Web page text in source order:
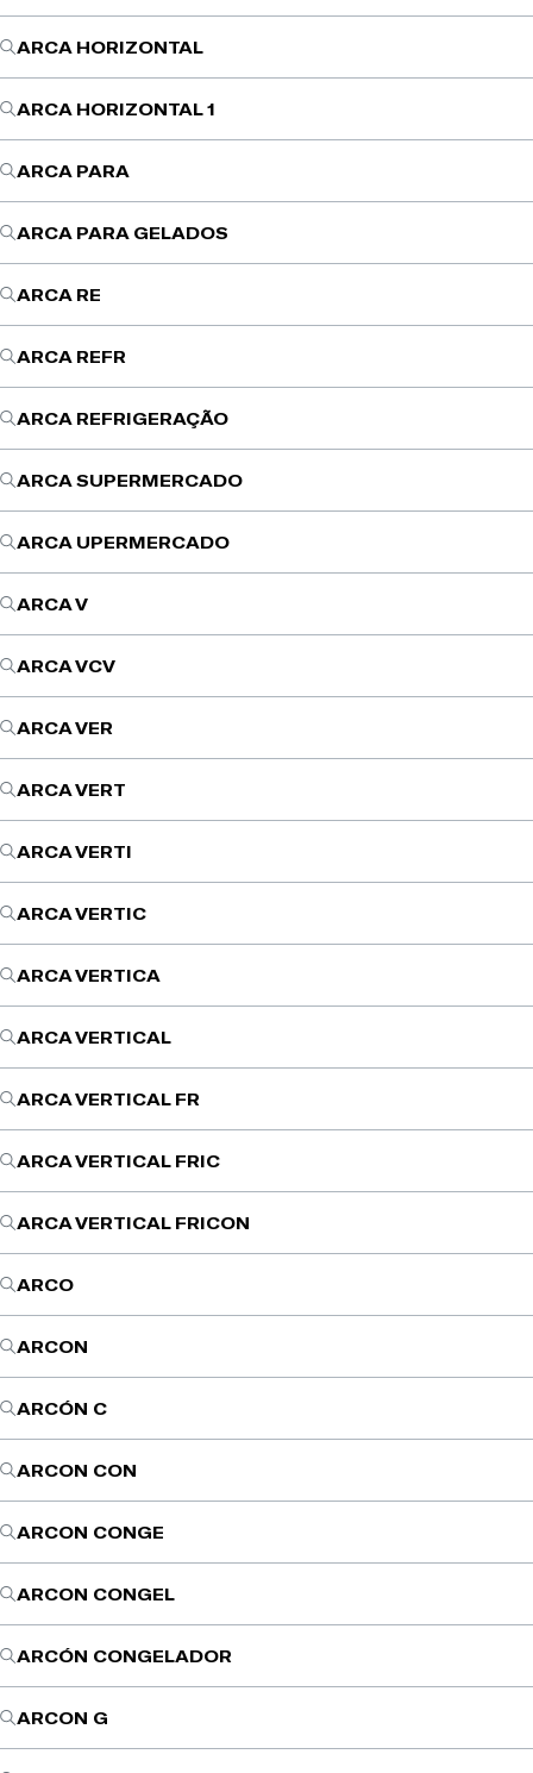
ARCA HORIZONTAL
ARCA HORIZONTAL 1
ARCA PARA
ARCA PARA GELADOS
ARCA RE
ARCA REFR
ARCA REFRIGERAÇÃO
ARCA SUPERMERCADO
ARCA UPERMERCADO
ARCA V
ARCA VCV
ARCA VER
ARCA VERT
ARCA VERTI
ARCA VERTIC
ARCA VERTICA
ARCA VERTICAL
ARCA VERTICAL FR
ARCA VERTICAL FRIC
ARCA VERTICAL FRICON
ARCO
ARCON
ARCÓN C
ARCON CON
ARCON CONGE
ARCON CONGEL
ARCÓN CONGELADOR
ARCON G